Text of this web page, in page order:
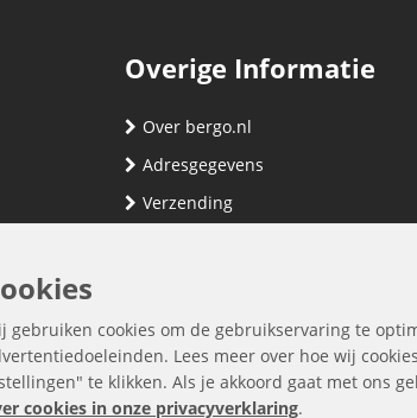
Overige Informatie
Over bergo.nl
Adresgegevens
Verzending
gebruiken cookies om de gebruikservaring te
Lees meer over hoe wij
te klikken. Als je akkoord gaat met ons
cookies in onze privacyverklaring.